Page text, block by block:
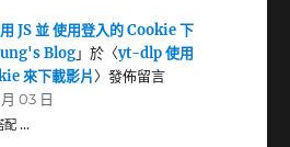
JS 並 使用登入的 Cookie 下
Blog」於〈yt-dlp 使用
來下載影片〉發佈留言
03 日
配 …